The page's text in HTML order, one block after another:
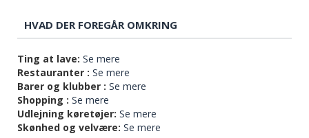
HVAD DER FOREGÅR OMKRING
Ting at lave: Se mere
Restauranter : Se mere
Barer og klubber : Se mere
Shopping : Se mere
Udlejning køretøjer: Se mere
Skønhed og velvære: Se mere